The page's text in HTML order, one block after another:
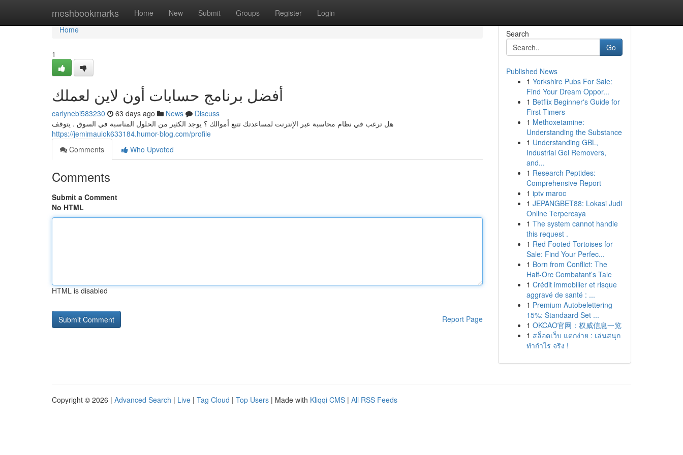
meshbookmarks Home New Submit Groups Register Login
Home
Home
1
أفضل برنامج حسابات أون لاين لعملك
carlynebi583230 63 days ago News
Discuss
هل ترغب في نظام محاسبة عبر الإنترنت لمساعدتك تتبع أموالك ؟ يوجد الكثير من الحلول المناسبة في السوق . يتوقف
https://jemimauiok633184.humor-blog.com/profile
Comments
Who Upvoted
Comments
Submit a Comment
No HTML
HTML is disabled
Report Page
Search
Go
Published News
1 Yorkshire Pubs For Sale:
Find Your Dream Oppor...
1 Betflix Beginner's Guide for
First-Timers
1 Methoxetamine:
Understanding the Substance
1 Understanding GBL,
Industrial Gel Removers,
and...
1 Research Peptides:
Comprehensive Report
1 iptv maroc
1 JEPANGBET88: Lokasi Judi
Online Terpercaya
1 The system cannot handle
this request .
1 Red Footed Tortoises for
Sale: Find Your Perfec...
1 Born from Conflict: The
Half-Orc Combatant’s Tale
1 Crédit immobilier et risque
aggravé de santé : ...
1 Premium Autobelettering
15%: Standaard Set ...
1 OKCAO官网：权威信息一览
1 สล็อตเว็บ แตกง่าย : เล่นสนุก
ทำกำไร จริง !
Copyright © 2026 | Advanced Search | Live | Tag Cloud | Top Users | Made with Kliqqi CMS | All RSS Feeds